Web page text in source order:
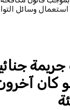
استعمال وسائل
كان